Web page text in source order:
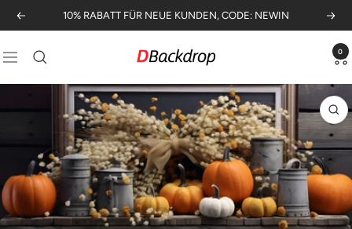
Direkt
zum
Zurück 10% RABATT FÜR NEUE KUNDEN, CODE: NEWIN
Navigation Dbackdrop.de 0